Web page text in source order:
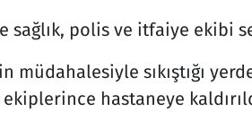
sağlık, polis ve itfaiye ekibi
sıkıştığı
hastaneye